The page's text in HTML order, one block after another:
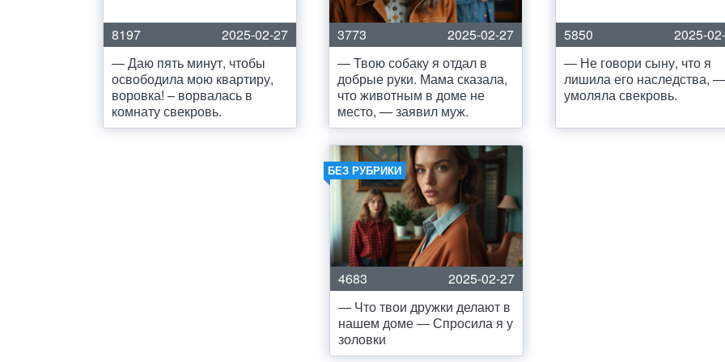
8197
2025-02-27
— Даю пять минут, чтобы
освободила мою квартиру,
воровка! – ворвалась в
комнату свекровь.
3773
2025-02-27
— Твою собаку я отдал в
добрые руки. Мама сказала,
что животным в доме не
место, — заявил муж.
5850
2025-
— Не говори сыну, что я
лишила его наследства, —
умоляла свекровь.
БЕЗ РУБРИКИ
4683
2025-02-27
— Что твои дружки делают в
нашем доме — Спросила я у
золовки